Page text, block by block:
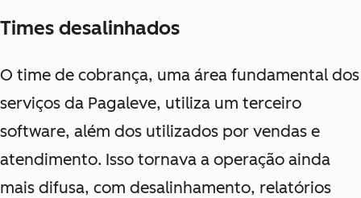
Times desalinhados
O time de cobrança, uma área fundamental dos
serviços da Pagaleve, utiliza um terceiro
software, além dos utilizados por vendas e
atendimento. Isso tornava a operação ainda
mais difusa, com desalinhamento, relatórios